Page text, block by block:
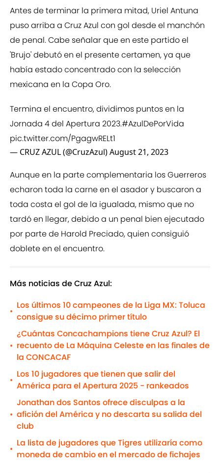
Antes de terminar la primera mitad, Uriel Antuna
puso arriba a Cruz Azul con gol desde el manchón
de penal. Cabe señalar que en este partido el
'Brujo' debutó en el presente certamen, ya que
había estado concentrado con la selección
mexicana en la Copa Oro.
Termina el encuentro, dividimos puntos en la
Jornada 4 del Apertura 2023.#AzulDePorVida
pic.twitter.com/PgagwRELt1
— CRUZ AZUL (@CruzAzul)August 21, 2023
Aunque en la parte complementaria los Guerreros
echaron toda la carne en el asador y buscaron a
toda costa el gol de la igualada, mismo que no
tardó en llegar, debido a un penal bien ejecutado
por parte de Harold Preciado, quien consiguió
doblete en el encuentro.
Más noticias de Cruz Azul:
•
Los últimos 10 campeones de la Liga MX: Toluca
consigue su décimo primer título
•
¿Cuántas Concachampions tiene Cruz Azul? El
recuento de La Máquina Celeste en las finales de
la CONCACAF
•
Los 10 jugadores que tienen que salir del
América para el Apertura 2025 - rankeados
•
Jonathan dos Santos ofrece disculpas a la
afición del América y no descarta su salida del
club
•
La lista de jugadores que Tigres utilizaría como
moneda de cambio en el mercado de fichajes